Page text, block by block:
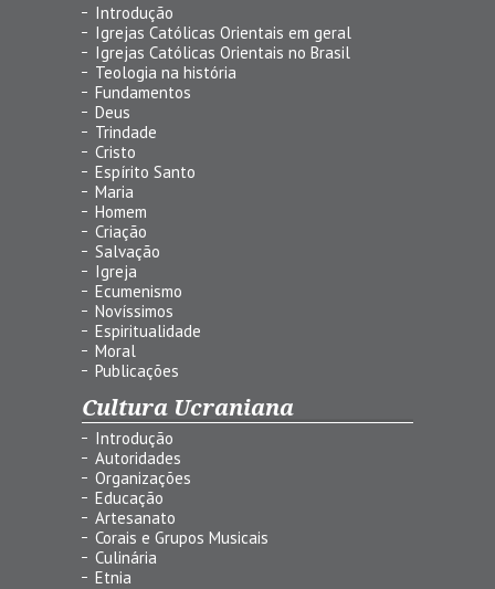
Introdução
Igrejas Católicas Orientais em geral
Igrejas Católicas Orientais no Brasil
Teologia na história
Fundamentos
Deus
Trindade
Cristo
Espírito Santo
Maria
Homem
Criação
Salvação
Igreja
Ecumenismo
Novíssimos
Espiritualidade
Moral
Publicações
Cultura Ucraniana
Introdução
Autoridades
Organizações
Educação
Artesanato
Corais e Grupos Musicais
Culinária
Etnia